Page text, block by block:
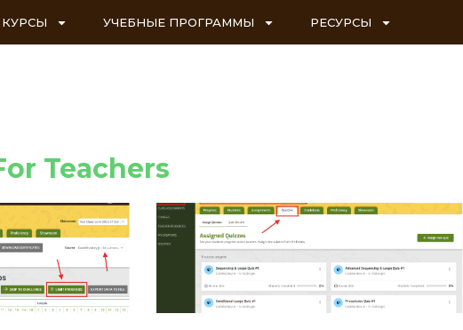
КУРСЫ УЧЕБНЫЕ ПРОГРАММЫ РЕСУРСЫ
Teachers